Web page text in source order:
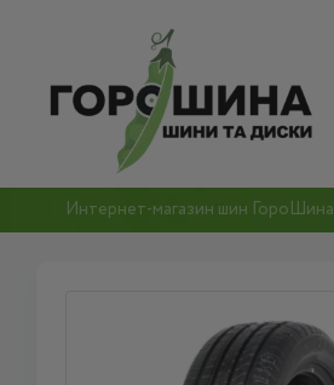
Интернет-магазин шин ГороШина